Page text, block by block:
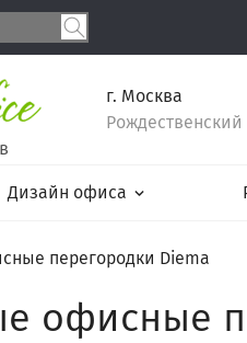
г. Москва
Рождественский
Дизайн офиса
перегородки Diema
офисные